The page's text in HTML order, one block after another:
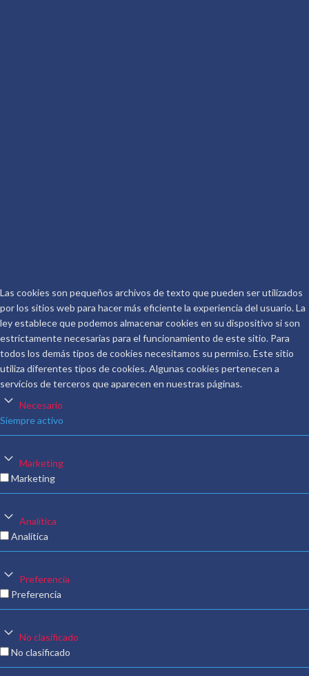
Las cookies son pequeños archivos de texto que pueden ser utilizados
por los sitios web para hacer más eficiente la experiencia del usuario. La
ley establece que podemos almacenar cookies en su dispositivo si son
estrictamente necesarias para el funcionamiento de este sitio. Para
todos los demás tipos de cookies necesitamos su permiso. Este sitio
utiliza diferentes tipos de cookies. Algunas cookies pertenecen a
servicios de terceros que aparecen en nuestras páginas.
Necesario
Siempre activo
Marketing
Marketing
Analítica
Analítica
Preferencia
Preferencia
No clasificado
No clasificado